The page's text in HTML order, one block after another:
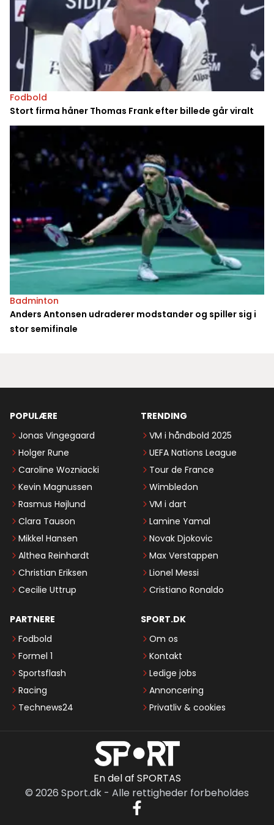
Fodbold
Stort firma håner Thomas Frank efter billede går viralt
Badminton
Anders Antonsen udraderer modstander og spiller sig i
stor semifinale
POPULÆRE
Jonas Vingegaard
Holger Rune
Caroline Wozniacki
Kevin Magnussen
Rasmus Højlund
Clara Tauson
Mikkel Hansen
Althea Reinhardt
Christian Eriksen
Cecilie Uttrup
TRENDING
VM i håndbold 2025
UEFA Nations League
Tour de France
Wimbledon
VM i dart
Lamine Yamal
Novak Djokovic
Max Verstappen
Lionel Messi
Cristiano Ronaldo
PARTNERE
Fodbold
Formel 1
Sportsflash
Racing
Technews24
SPORT.DK
Om os
Kontakt
Ledige jobs
Annoncering
Privatliv & cookies
En del af SPORTAS
© 2026 Sport.dk - Alle rettigheder forbeholdes